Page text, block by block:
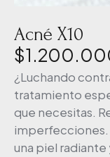
Acné X10
$
¿Luchando
tratamiento
que necesitas.
imperfecciones.
una piel radiante